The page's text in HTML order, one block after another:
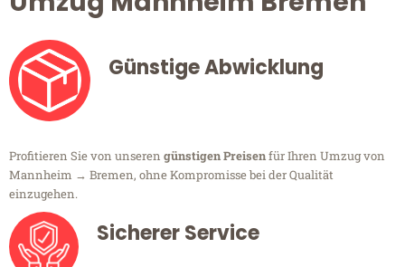
Günstige Abwicklung
Profitieren Sie von unseren günstigen Preisenfür Ihren Umzug von
Mannheim → Bremen, ohne Kompromisse bei der Qualität
einzugehen.
Sicherer Service